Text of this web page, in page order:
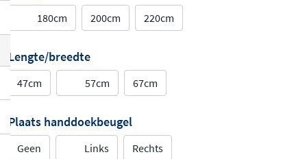
180cm 200cm 220cm
Lengte/breedte
47cm 57cm 67cm
Plaats handdoekbeugel
Geen Links Rechts